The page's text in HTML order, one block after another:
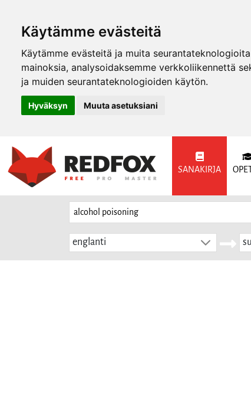
Käytämme evästeitä
Käytämme evästeitä ja muita
mainoksia, analysoidaksemme verkkoliikennettä
ja muiden seurantateknologioiden käytön.
Hyväksyn Muuta asetuksiani
SANAKIRJA
englanti